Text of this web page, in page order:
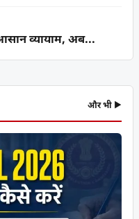
व्यायाम, अब...
और भी ▶